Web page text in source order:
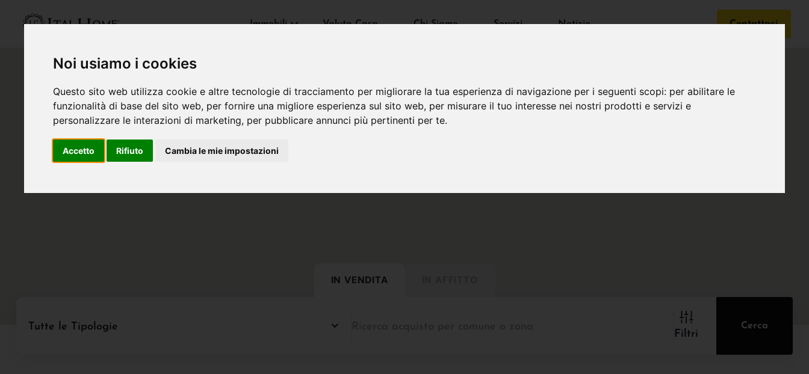
Noi usiamo i cookies
Questo sito web utilizza cookie e altre tecnologie di tracciamento per migliorare la tua esperienza di navigazione per i seguenti scopi: per abilitare le
funzionalità di base del sito web, per fornire una migliore esperienza sul sito web, per misurare il tuo interesse nei nostri prodotti e servizi e
personalizzare le interazioni di marketing, per pubblicare annunci più pertinenti per te.
Accetto Rifiuto Cambia le mie impostazioni
Immobili Valuta Casa Chi Siamo Servizi Notizie Contattaci
IN VENDITA
Tutte le Tipologie
Filtri
Cerca